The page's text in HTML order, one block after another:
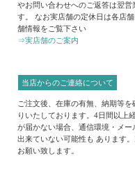
やお問い合わせへのご返答は翌
す。 なお実店舗の定休日は各店
舗情報をご覧下さい
⇒実店舗のご案内
当店からのご連絡について
ご注文後、在庫の有無、納期等
りいたしております。4日間以上
が届かない場合、通信環境・メ
出来ていない可能性も あります
お願い致します。